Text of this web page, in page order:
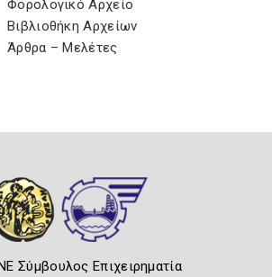
Φορολογικό Αρχείο
Βιβλιοθήκη Αρχείων
Άρθρα – Μελέτες
Σύμβουλος Επιχειρηματία